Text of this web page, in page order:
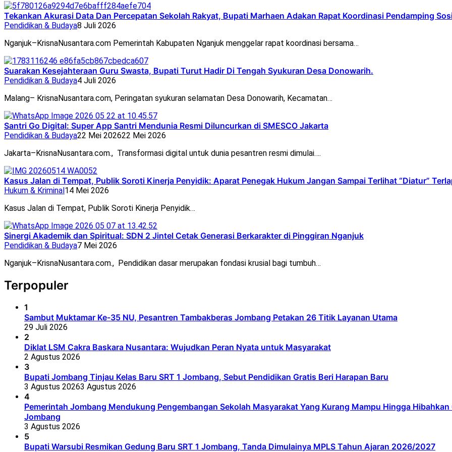
Tekankan Akurasi Data Dan Percepatan Sekolah Rakyat, Bupati Marhaen Adakan Rapat Koordinasi Pendamping
Pendidikan & Budaya8 Juli 2026
Nganjuk–KrisnaNusantara.com Pemerintah Kabupaten Nganjuk menggelar rapat koordinasi bersama…
Suarakan Kesejahteraan Guru Swasta, Bupati Turut Hadir Di Tengah Syukuran Desa Donowarih.
Pendidikan & Budaya4 Juli 2026
Malang– KrisnaNusantara.com, Peringatan syukuran selamatan Desa Donowarih, Kecamatan…
Santri Go Digital: Super App Santri Mendunia Resmi Diluncurkan di SMESCO Jakarta
Pendidikan & Budaya22 Mei 202622 Mei 2026
Jakarta–KrisnaNusantara.com., Transformasi digital untuk dunia pesantren resmi dimulai….
Kasus Jalan di Tempat, Publik Soroti Kinerja Penyidik: Aparat Penegak Hukum Jangan Sampai Terlihat “Diatur”
Hukum & Kriminal14 Mei 2026
Kasus Jalan di Tempat, Publik Soroti Kinerja Penyidik…
Sinergi Akademik dan Spiritual: SDN 2 Jintel Cetak Generasi Berkarakter di Pinggiran Nganjuk
Pendidikan & Budaya7 Mei 2026
Nganjuk–KrisnaNusantara.com., Pendidikan dasar merupakan fondasi krusial bagi tumbuh…
Terpopuler
1
Sambut Muktamar Ke-35 NU, Pesantren Tambakberas Jombang Petakan 26 Titik Layanan Utama
29 Juli 2026
2
Diklat LSM Cakra Baskara Nusantara: Wujudkan Peran Nyata untuk Masyarakat
2 Agustus 2026
3
Bupati Jombang Tinjau Kelas Baru SRT 1 Jombang, Sebut Pendidikan Gratis Beri Harapan Baru
3 Agustus 20263 Agustus 2026
4
Pemerintah Jombang Mendukung Pengembangan Sekolah Masyarakat Yang Kurang Mampu Hingga
Jombang
3 Agustus 2026
5
Bupati Warsubi Resmikan Gedung Baru SRT 1 Jombang, Tanda Dimulainya MPLS Tahun Ajaran 2026/2027